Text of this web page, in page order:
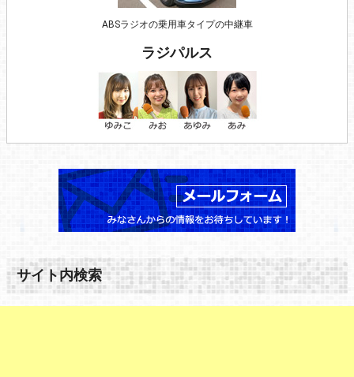
ABSラジオの乗用車タイプの中継車
ラジパルス
サイト内検索